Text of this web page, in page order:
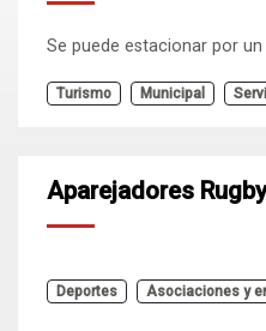
Se puede estacionar por
Turismo Municipal
Aparejadores
Deportes Asociaciones y